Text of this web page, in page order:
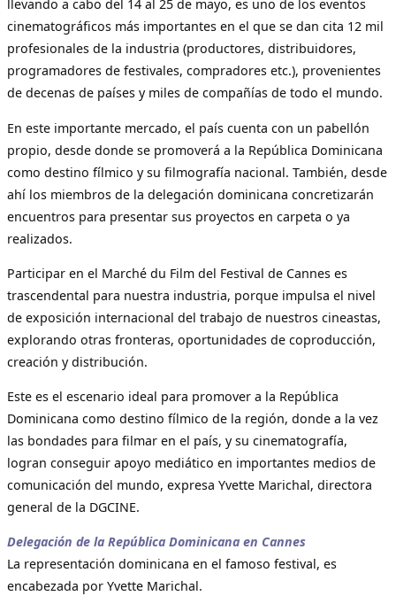
llevando a cabo del 14 al 25 de mayo, es uno de los eventos
cinematográficos más importantes en el que se dan cita 12 mil
profesionales de la industria (productores, distribuidores,
programadores de festivales, compradores etc.), provenientes
de decenas de países y miles de compañías de todo el mundo.
En este importante mercado, el país cuenta con un pabellón
propio, desde donde se promoverá a la República Dominicana
como destino fílmico y su filmografía nacional. También, desde
ahí los miembros de la delegación dominicana concretizarán
encuentros para presentar sus proyectos en carpeta o ya
realizados.
Participar en el Marché du Film del Festival de Cannes es
trascendental para nuestra industria, porque impulsa el nivel
de exposición internacional del trabajo de nuestros cineastas,
explorando otras fronteras, oportunidades de coproducción,
creación y distribución.
Este es el escenario ideal para promover a la República
Dominicana como destino fílmico de la región, donde a la vez
las bondades para filmar en el país, y su cinematografía,
logran conseguir apoyo mediático en importantes medios de
comunicación del mundo, expresa Yvette Marichal, directora
general de la DGCINE.
Delegación de la República Dominicana en Cannes
La representación dominicana en el famoso festival, es
encabezada por Yvette Marichal.